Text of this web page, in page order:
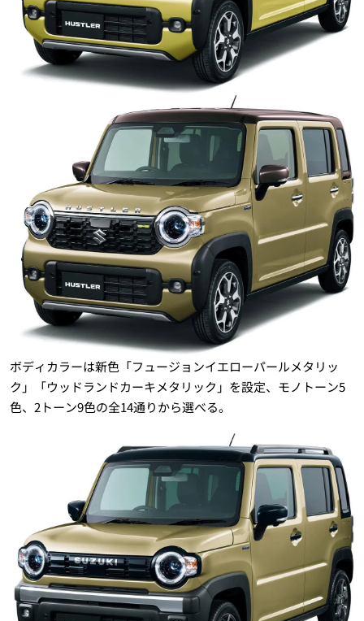
ボディカラーは新色「フュージョンイエローパールメタリッ
ク」「ウッドランドカーキメタリック」を設定、モノトーン5
色、2トーン9色の全14通りから選べる。